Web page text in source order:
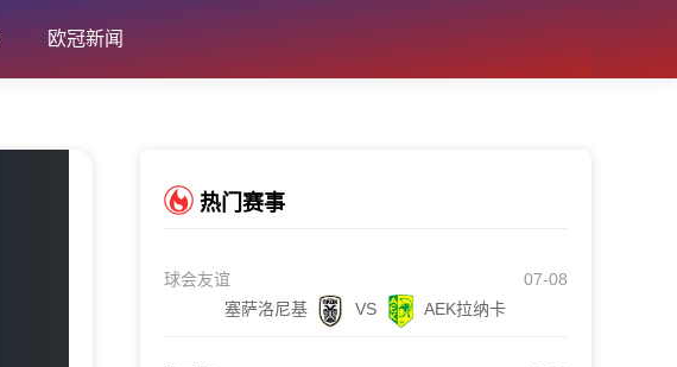
欧冠新闻
热门赛事
球会友谊
07-08
塞萨洛尼基
VS AEK拉纳卡